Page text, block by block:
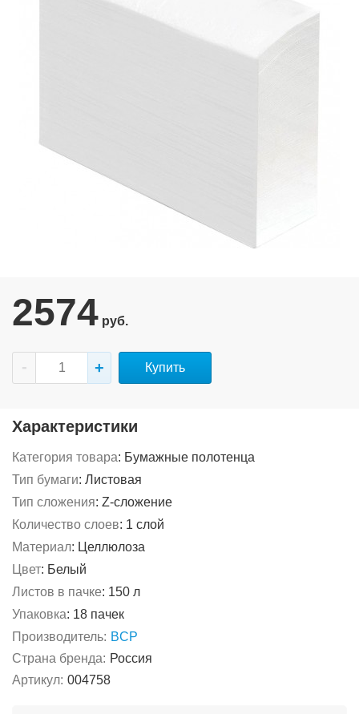
2574 руб.
Купить
Характеристики
Категория товара: Бумажные полотенца
Тип бумаги: Листовая
Тип сложения: Z-сложение
Количество слоев: 1 слой
Материал: Целлюлоза
Цвет: Белый
Листов в пачке: 150 л
Упаковка: 18 пачек
Производитель: BCP
Страна бренда: Россия
Артикул: 004758